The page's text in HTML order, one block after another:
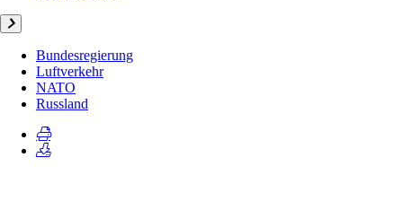
Bundesregierung
Luftverkehr
NATO
Russland